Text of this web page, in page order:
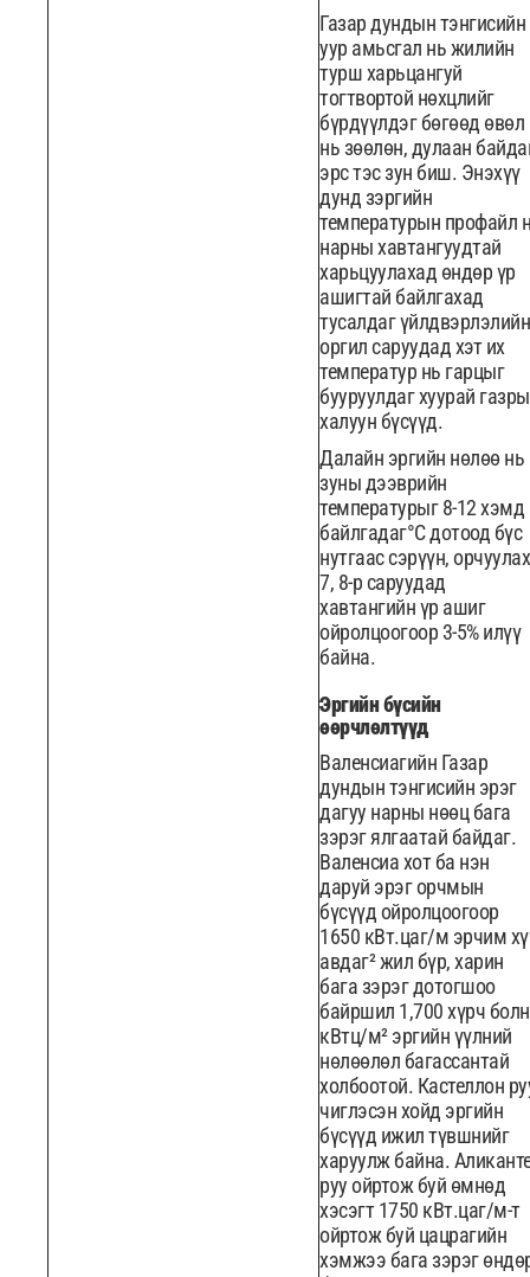
Газар дундын тэнгисийн
уур амьсгал нь жилийн
турш харьцангуй
тогтвортой нөхцлийг
бүрдүүлдэг бөгөөд өвөл
нь зөөлөн, дулаан
эрс тэс зун биш. Энэхүү
дунд зэргийн
температурын профайл
нарны хавтангуудтай
харьцуулахад өндөр үр
ашигтай байлгахад
тусалдаг үйлдвэрлэлийн
оргил саруудад хэт их
температур нь гарцыг
бууруулдаг хуурай
халуун бүсүүд.
Далайн эргийн нөлөө нь
зуны дээврийн
температурыг 8-12 хэмд
байлгадаг°C дотоод бүс
нутгаас сэрүүн, орчуулах
7, 8-р саруудад
хавтангийн үр ашиг
ойролцоогоор 3-5% илүү
байна.
Эргийн бүсийн
өөрчлөлтүүд
Валенсиагийн Газар
дундын тэнгисийн эрэг
дагуу нарны нөөц бага
зэрэг ялгаатай байдаг.
Валенсиа хот ба нэн
даруй эрэг орчмын
бүсүүд ойролцоогоор
1650 кВт.цаг/м эрчим
авдаг² жил бүр, харин
бага зэрэг дотогшоо
байршил 1,700 хүрч
кВтц/м² эргийн үүлний
нөлөөлөл багассантай
холбоотой. Кастеллон
чиглэсэн хойд эргийн
бүсүүд ижил түвшнийг
харуулж байна.
руу ойртож буй өмнөд
хэсэгт 1750 кВт.цаг/м-т
ойртож буй цацрагийн
хэмжээ бага зэрэг